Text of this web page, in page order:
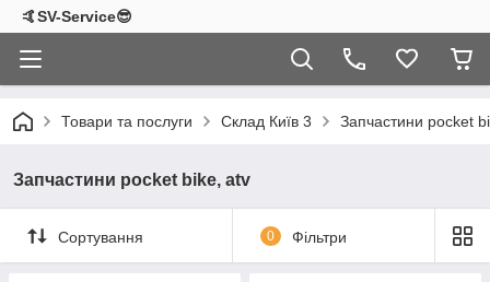
🤙SV-Service😎
Товари та послуги Склад Київ 3 Запчастини pocket
Запчастини pocket bike, atv
Сортування 0 Фільтри